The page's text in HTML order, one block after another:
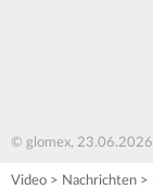
© glomex, 23.06.2026
Video > Nachrichten >